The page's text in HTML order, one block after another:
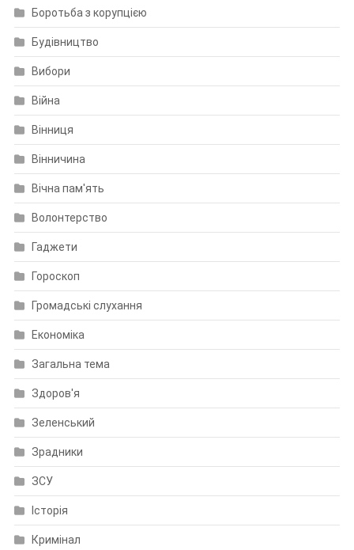
Боротьба з корупцією
Будівництво
Вибори
Війна
Вінниця
Вінничина
Вічна пам'ять
Волонтерство
Гаджети
Гороскоп
Громадські слухання
Економіка
Загальна тема
Здоров'я
Зеленський
Зрадники
ЗСУ
Історія
Кримінал